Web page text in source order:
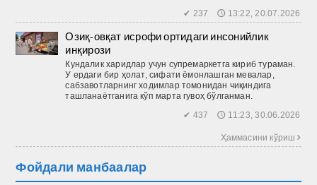
✔ 237 🕔 13:22, 20.07.2026
Озиқ-овқат исрофи ортидаги инсонийлик
инқирози
Кундалик харидлар учун супремаркетга кириб тураман.
У ердаги бир ҳолат, сифати ёмонлашган мевалар,
сабзавотларнинг ходимлар томонидан чиқиндига
ташланаётганига кўп марта гувоҳ бўлганман.
✔ 437 🕔 11:23, 30.06.2026
Ҳаммасини кўриш 
Фойдали манбаалар